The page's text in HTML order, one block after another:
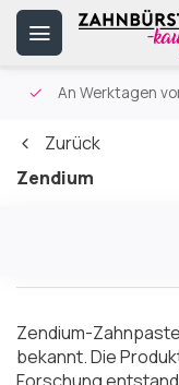
An Werktagen
Zurück
Zendium
Zendium-
bekannt. Die